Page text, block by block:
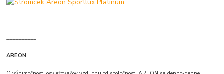
__________
AREON: